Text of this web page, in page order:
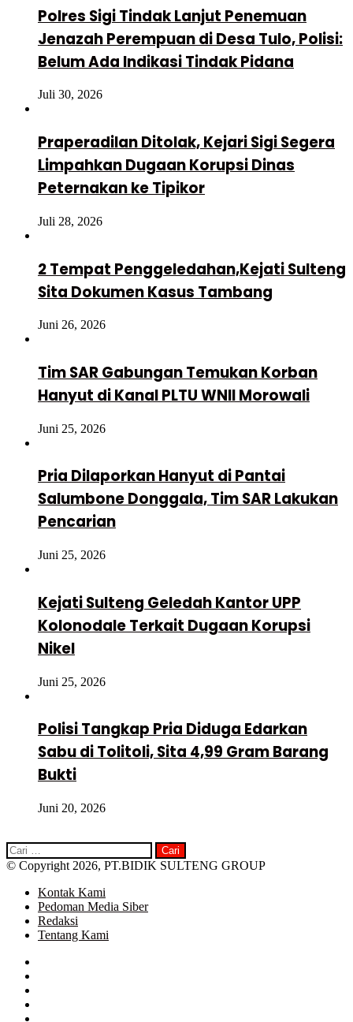
Polres Sigi Tindak Lanjut Penemuan
Jenazah Perempuan di Desa Tulo, Polisi:
Belum Ada Indikasi Tindak Pidana
Juli 30, 2026
Praperadilan Ditolak, Kejari Sigi Segera
Limpahkan Dugaan Korupsi Dinas
Peternakan ke Tipikor
Juli 28, 2026
2 Tempat Penggeledahan,Kejati Sulteng
Sita Dokumen Kasus Tambang
Juni 26, 2026
Tim SAR Gabungan Temukan Korban
Hanyut di Kanal PLTU WNII Morowali
Juni 25, 2026
Pria Dilaporkan Hanyut di Pantai
Salumbone Donggala, Tim SAR Lakukan
Pencarian
Juni 25, 2026
Kejati Sulteng Geledah Kantor UPP
Kolonodale Terkait Dugaan Korupsi
Nikel
Juni 25, 2026
Polisi Tangkap Pria Diduga Edarkan
Sabu di Tolitoli, Sita 4,99 Gram Barang
Bukti
Juni 20, 2026
Cari
untuk:
© Copyright 2026, PT.BIDIK SULTENG GROUP
Kontak Kami
Pedoman Media Siber
Redaksi
Tentang Kami